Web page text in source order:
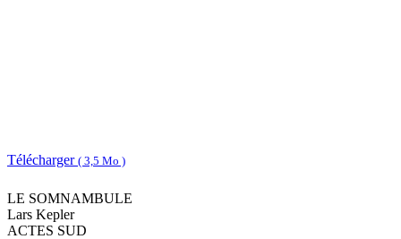
Télécharger ( 3,5 Mo )
LE SOMNAMBULE
Lars Kepler
ACTES SUD